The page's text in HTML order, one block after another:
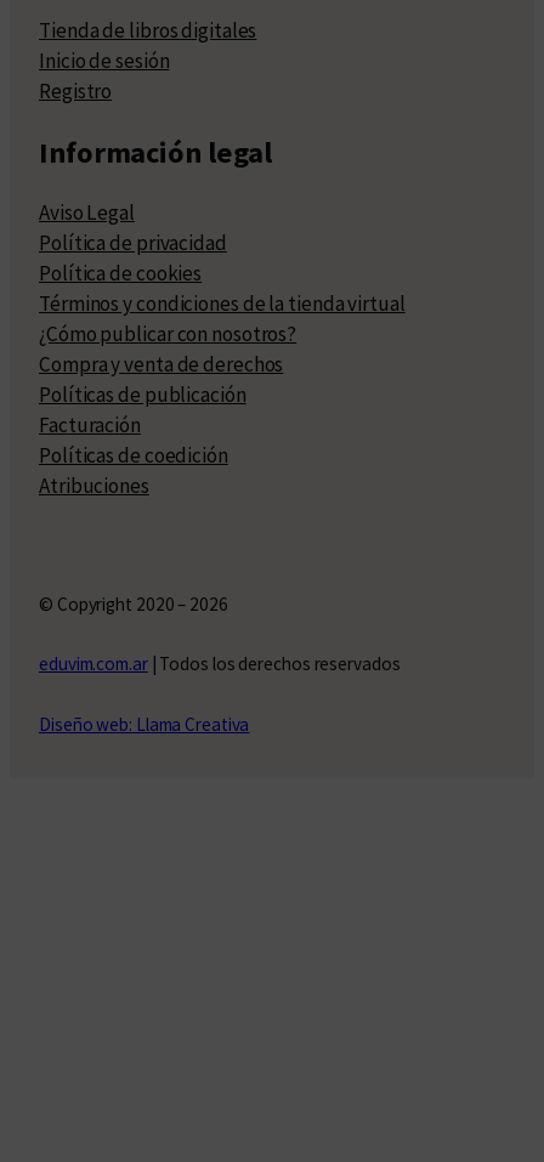
Tienda de libros digitales
Inicio de sesión
Registro
Información legal
Aviso Legal
Política de privacidad
Política de cookies
Términos y condiciones de la tienda virtual
¿Cómo publicar con nosotros?
Compra y venta de derechos
Políticas de publicación
Facturación
Políticas de coedición
Atribuciones
© Copyright 2020 – 2026
eduvim.com.ar| Todos los derechos reservados
Diseño web: Llama Creativa